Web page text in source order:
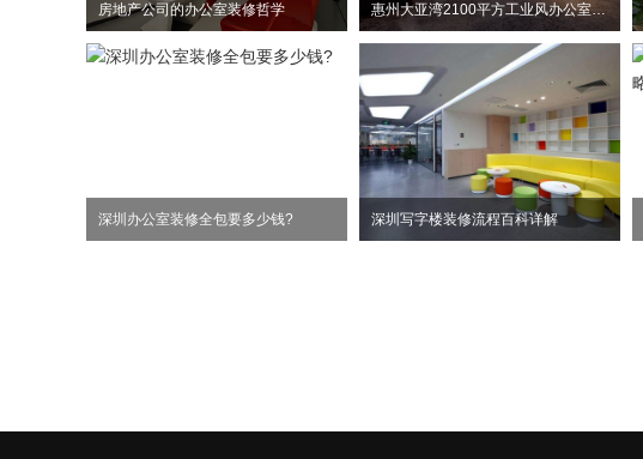
房地产公司的办公室装修哲学 惠州大亚湾2100平方工业风办公室装修设计项目
深圳办公室装修全包要多少钱? 深圳写字楼装修流程百科详解